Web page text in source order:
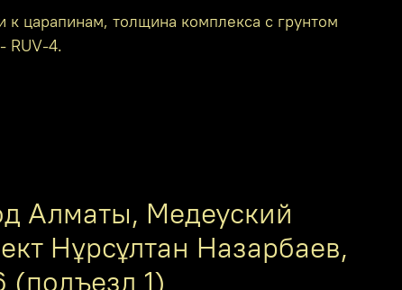
царапинам, толщина комплекса с грунтом
RUV-4.
Алматы, Медеуский
Нұрсұлтан Назарбаев,
(подъезд 1)